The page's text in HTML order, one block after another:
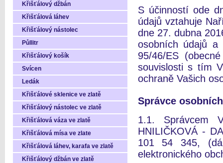
Křišťálový džbán
Křišťálová láhev
Křišťálový nástolec
Půllitr
Křišťálový košík
Svícen
Ledák
Křišťálové sklenice ve zlatě
Křišťálový nástolec ve zlatě
Křišťálová váza ve zlatě
Křišťálová mísa ve zlate
Křišťálová láhev, karafa ve zlatě
Křišťálový džbán ve zlatě
S účinností ode
údajů vztahuje
dne 27. dubna
osobních údajů
95/46/ES
souvislosti s tím
ochraně Vašich
Správce
1.1. Správcem
HNILIČKOVÁ -
101 54 345,
elektronického